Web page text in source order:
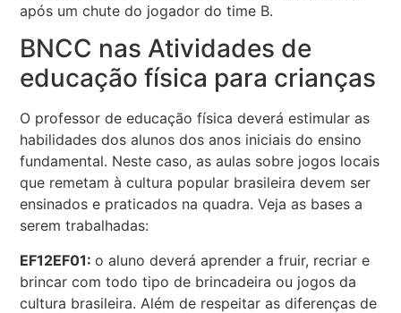
após um chute do jogador do time B.
BNCC nas Atividades de
educação física para crianças
O professor de educação física deverá estimular as
habilidades dos alunos dos anos iniciais do ensino
fundamental. Neste caso, as aulas sobre jogos locais
que remetam à cultura popular brasileira devem ser
ensinados e praticados na quadra. Veja as bases a
serem trabalhadas:
EF12EF01:o aluno deverá aprender a fruir, recriar e
brincar com todo tipo de brincadeira ou jogos da
cultura brasileira. Além de respeitar as diferenças de